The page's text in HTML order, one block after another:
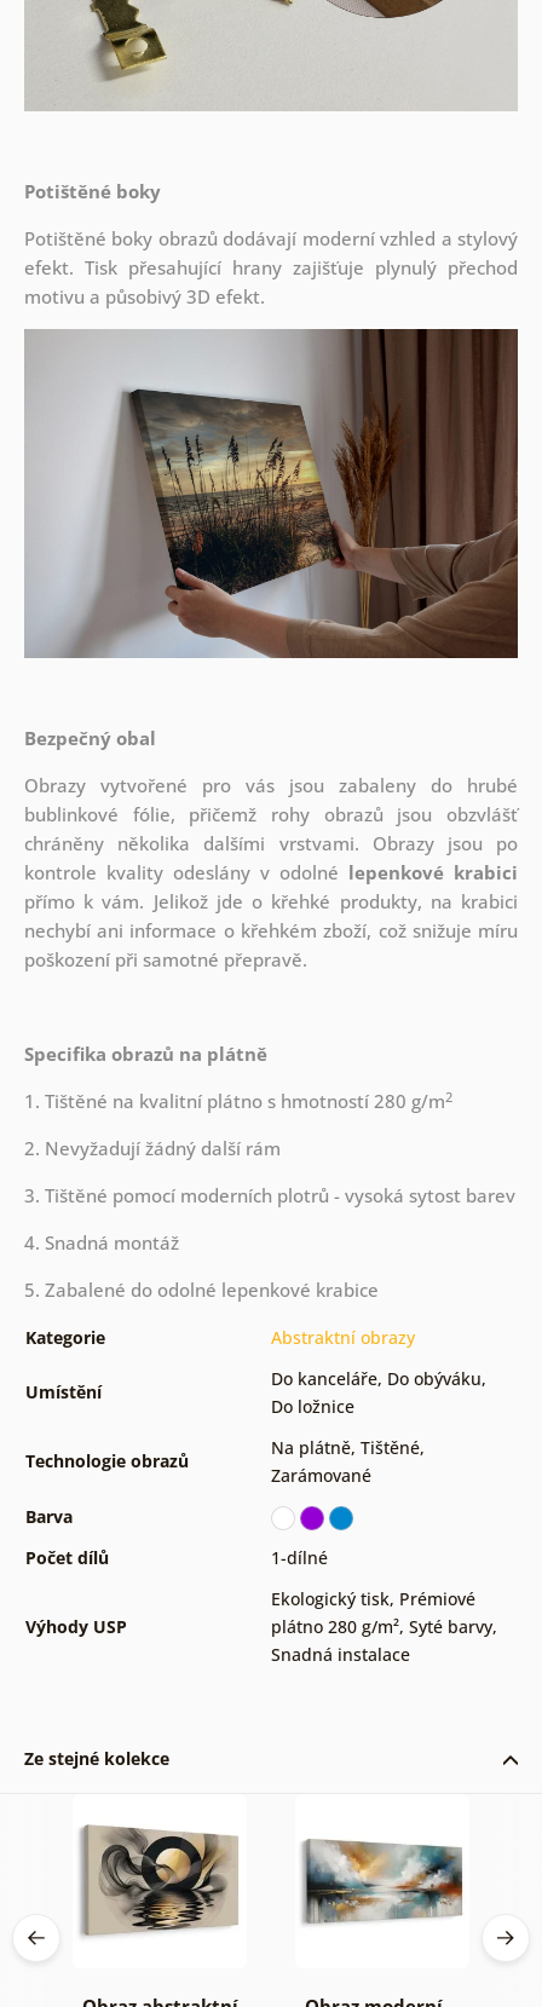
Potištěné boky
Potištěné boky obrazů dodávají moderní vzhled a stylový
efekt. Tisk přesahující hrany zajišťuje plynulý přechod
motivu a působivý 3D efekt.
Bezpečný obal
Obrazy vytvořené pro vás jsou zabaleny do hrubé
bublinkové fólie, přičemž rohy obrazů jsou obzvlášť
chráněny několika dalšími vrstvami. Obrazy jsou po
kontrole kvality odeslány v odolné lepenkové krabici
přímo k vám. Jelikož jde o křehké produkty, na krabici
nechybí ani informace o křehkém zboží, což snižuje míru
poškození při samotné přepravě.
Specifika obrazů na plátně
1. Tištěné na kvalitní plátno s hmotností 280 g/m2
2. Nevyžadují žádný další rám
3. Tištěné pomocí moderních plotrů - vysoká sytost barev
4. Snadná montáž
5. Zabalené do odolné lepenkové krabice
Kategorie Abstraktní obrazy
Umístění
Do kanceláře, Do obýváku,
Do ložnice
Technologie obrazů
Na plátně, Tištěné,
Zarámované
Barva
Počet dílů
1-dílné
Výhody USP
Ekologický tisk, Prémiové
plátno 280 g/m², Syté barvy,
Snadná instalace
Ze stejné kolekce